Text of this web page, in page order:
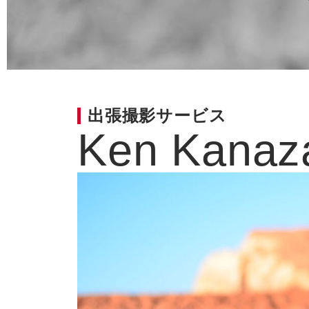
出張撮影サービス
Ken